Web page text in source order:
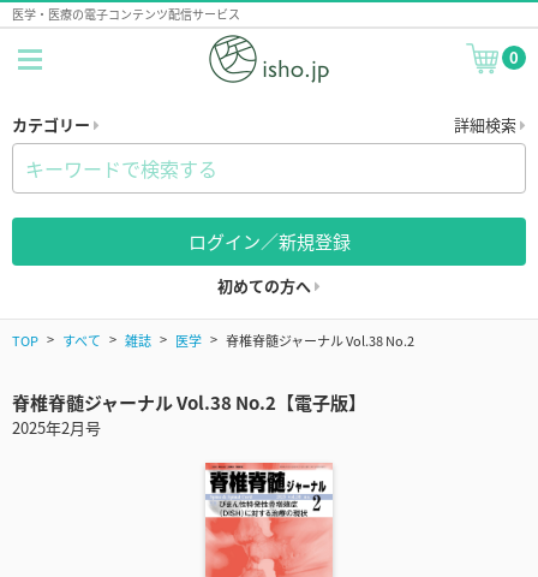
医学・医療の電子コンテンツ配信サービス
0
カテゴリー 詳細検索
ログイン／新規登録
初めての方へ
TOP すべて 雑誌 医学 脊椎脊髄ジャーナル Vol.38 No.2
脊椎脊髄ジャーナル Vol.38 No.2【電子版】
2025年2月号